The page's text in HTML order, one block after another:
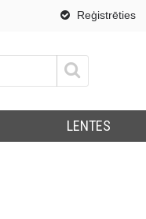
Reģistrēties
LENTES